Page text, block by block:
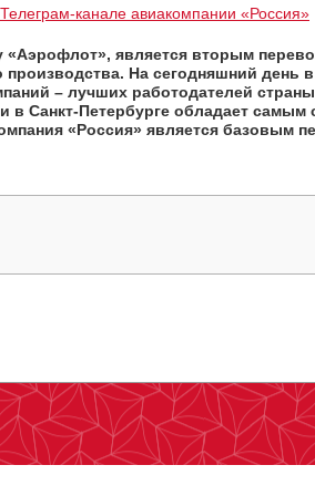
канале авиакомпании «Россия»
«Аэрофлот», является вторым
производства. На сегодняшний
– лучших работодателей
в Санкт-Петербурге обладает
«Россия» является базовым